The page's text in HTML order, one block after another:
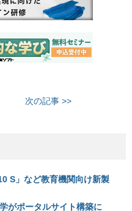
次の記事 >>
S」など教育機関向け新製
がポータルサイト構築に